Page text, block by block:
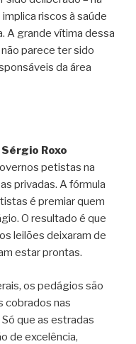
riscos à saúde
A grande vítima dessa
parece ter sido
da área
Sérgio Roxo
petistas na
privadas. A fórmula
é premiar quem
O resultado é que
leilões deixaram de
estar prontas.
os pedágios são
cobrados nas
que as estradas
de excelência,